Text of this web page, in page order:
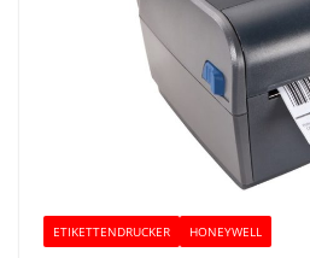
ETIKETTENDRUCKER HONEYWELL